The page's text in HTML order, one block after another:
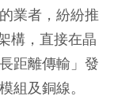
業者，紛紛推
構，直接在晶
距離傳輸」發
組及銅線。